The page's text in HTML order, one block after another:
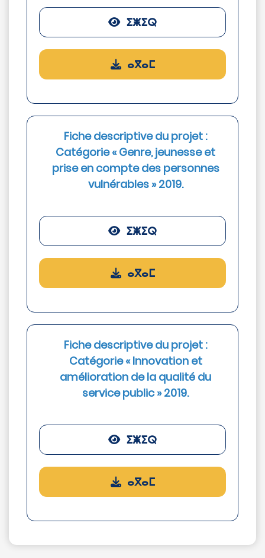
ⵉⵥⵉⵕ
ⴰⴳⴰⵎ
Fiche descriptive du projet :
Catégorie « Genre, jeunesse et
prise en compte des personnes
vulnérables » 2019.
ⵉⵥⵉⵕ
ⴰⴳⴰⵎ
Fiche descriptive du projet :
Catégorie « Innovation et
amélioration de la qualité du
service public » 2019.
ⵉⵥⵉⵕ
ⴰⴳⴰⵎ